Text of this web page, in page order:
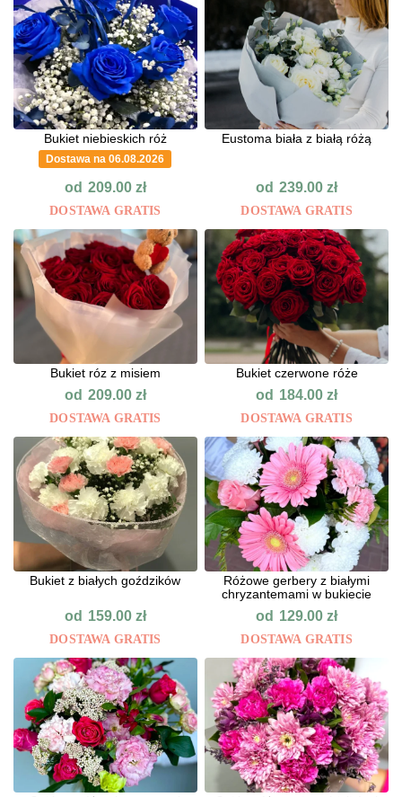
Bukiet niebieskich róż
Dostawa na 06.08.2026
od 209.00 zł
DOSTAWA GRATIS
Eustoma biała z białą różą
od 239.00zł
DOSTAWA GRATIS
Bukiet róz z misiem
od 209.00 zł
DOSTAWA GRATIS
Bukiet czerwone róże
od 184.00zł
DOSTAWA GRATIS
Bukiet z białych goździków
od 159.00 zł
DOSTAWA GRATIS
Różowe gerbery z białymi
chryzantemami w bukiecie
od 129.00zł
DOSTAWA GRATIS